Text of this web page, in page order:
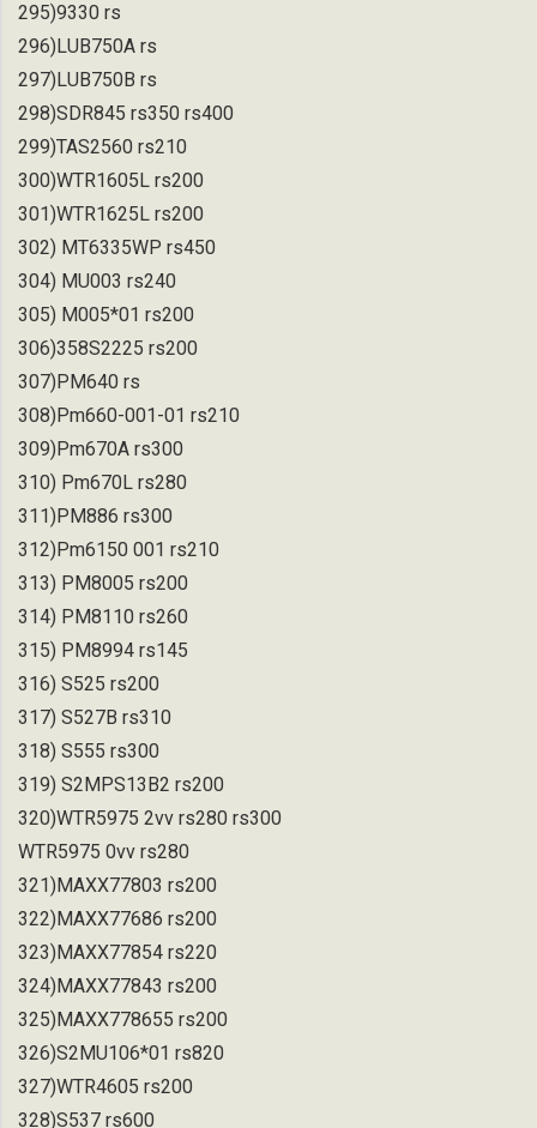
295)9330 rs
296)LUB750A rs
297)LUB750B rs
298)SDR845 rs350 rs400
299)TAS2560 rs210
300)WTR1605L rs200
301)WTR1625L rs200
302) MT6335WP rs450
304) MU003 rs240
305) M005*01 rs200
306)358S2225 rs200
307)PM640 rs
308)Pm660-001-01 rs210
309)Pm670A rs300
310) Pm670L rs280
311)PM886 rs300
312)Pm6150 001 rs210
313) PM8005 rs200
314) PM8110 rs260
315) PM8994 rs145
316) S525 rs200
317) S527B rs310
318) S555 rs300
319) S2MPS13B2 rs200
320)WTR5975 2vv rs280 rs300
WTR5975 0vv rs280
321)MAXX77803 rs200
322)MAXX77686 rs200
323)MAXX77854 rs220
324)MAXX77843 rs200
325)MAXX778655 rs200
326)S2MU106*01 rs820
327)WTR4605 rs200
328)S537 rs600